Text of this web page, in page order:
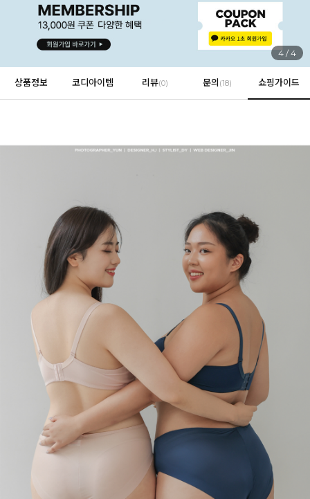
4 /4
상품정보 코디아이템 리뷰(0) 문의 (18) 쇼핑가이드